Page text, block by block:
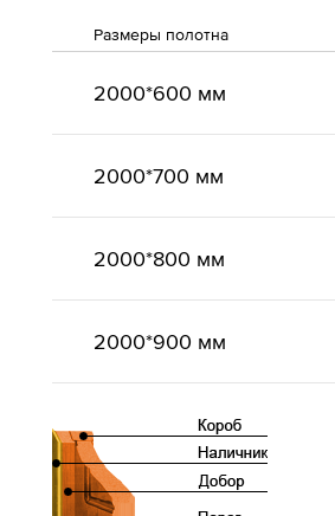
Размеры полотна
2000*600 мм
2000*700 мм
2000*800 мм
2000*900 мм